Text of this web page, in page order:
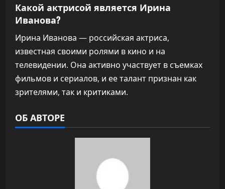
Какой актрисой является Ирина
Иванова?
Ирина Иванова — российская актриса,
известная своими ролями в кино и на
телевидении. Она активно участвует в съемках
фильмов и сериалов, и ее талант признан как
зрителями, так и критиками.
ОБ АВТОРЕ